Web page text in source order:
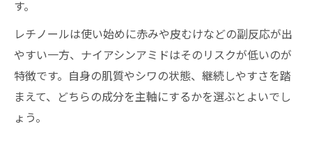
す。
レチノールは使い始めに赤みや皮むけなどの副反応が出
やすい一方、ナイアシンアミドはそのリスクが低いのが
特徴です。自身の肌質やシワの状態、継続しやすさを踏
まえて、どちらの成分を主軸にするかを選ぶとよいでし
ょう。